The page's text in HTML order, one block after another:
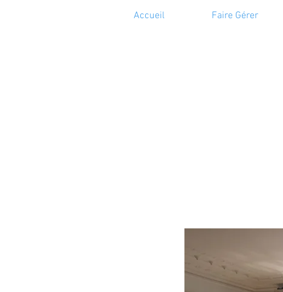
Accueil Faire Gérer